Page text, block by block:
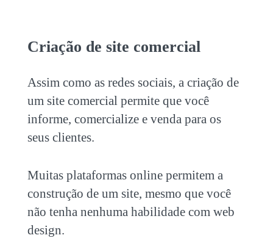
Criação de site comercial
Assim como as redes sociais, a criação de
um site comercial permite que você
informe, comercialize e venda para os
seus clientes.
Muitas plataformas online permitem a
construção de um site, mesmo que você
não tenha nenhuma habilidade com web
design.